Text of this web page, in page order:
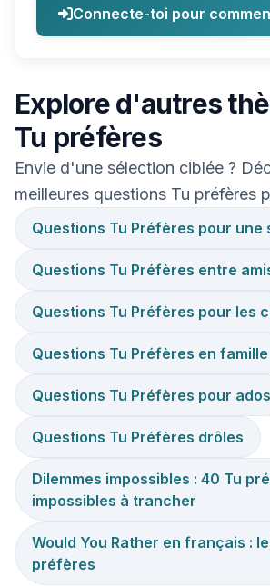
Connecte-toi pour
Explore d'autres
Tu préfères
Envie d'une sélection ciblée ?
meilleures questions Tu préfères
Questions Tu Préfères pour une
Questions Tu Préfères entre
Questions Tu Préfères pour les
Questions Tu Préfères en famille
Questions Tu Préfères pour ados
Questions Tu Préfères drôles
Dilemmes impossibles : 40 Tu
impossibles à trancher
Would You Rather en français :
préfères